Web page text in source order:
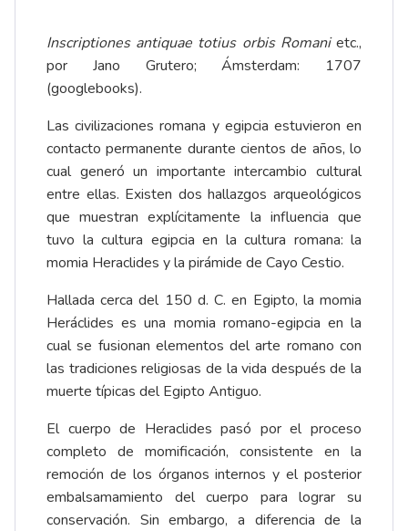
Inscriptiones antiquae totius orbis Romanietc.,
por Jano Grutero; Ámsterdam: 1707
(googlebooks).
Las civilizaciones romana y egipcia estuvieron en
contacto permanente durante cientos de años, lo
cual generó un importante intercambio cultural
entre ellas. Existen dos hallazgos arqueológicos
que muestran explícitamente la influencia que
tuvo la cultura egipcia en la cultura romana: la
momia Heraclides y la pirámide de Cayo Cestio.
Hallada cerca del 150 d. C. en Egipto, la momia
Heráclides es una momia romano-egipcia en la
cual se fusionan elementos del arte romano con
las tradiciones religiosas de la vida después de la
muerte típicas del Egipto Antiguo.
El cuerpo de Heraclides pasó por el proceso
completo de momificación, consistente en la
remoción de los órganos internos y el posterior
embalsamamiento del cuerpo para lograr su
conservación. Sin embargo, a diferencia de la